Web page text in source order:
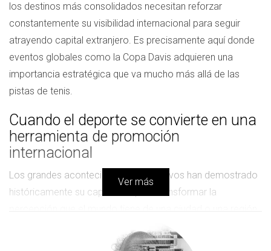
los destinos más consolidados necesitan reforzar
constantemente su visibilidad internacional para seguir
atrayendo capital extranjero. Es precisamente aquí donde
eventos globales como la Copa Davis adquieren una
importancia estratégica que va mucho más allá de las
pistas de tenis.
Cuando el deporte se convierte en una
herramienta de promoción
internacional
Los grandes acontecimientos deportivos han demostrado
históricamente su capacidad para transformar la
cobertura de los medios especializados y la difusión en
Ver más